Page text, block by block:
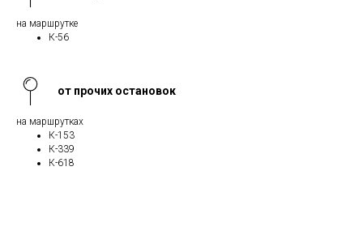
на маршрутке
К-56
от прочих остановок
на маршрутках
К-153
К-339
К-618